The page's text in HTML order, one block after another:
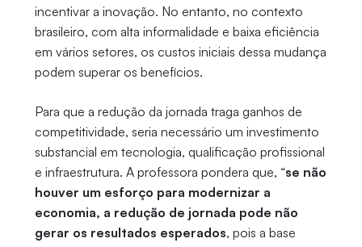
incentivar a inovação. No entanto, no contexto
brasileiro, com alta informalidade e baixa eficiência
em vários setores, os custos iniciais dessa mudança
podem superar os benefícios.
Para que a redução da jornada traga ganhos de
competitividade, seria necessário um investimento
substancial em tecnologia, qualificação profissional
e infraestrutura. A professora pondera que, “se não
houver um esforço para modernizar a
economia, a redução de jornada pode não
gerar os resultados esperados, pois a base